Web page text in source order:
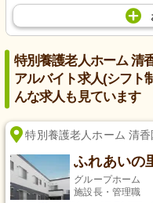
特別養護老人ホーム 清
アルバイト求人(シフト
んな求人も見ています
特別養護老人ホーム 清
ふれあいの
グループホーム
施設長・管理職